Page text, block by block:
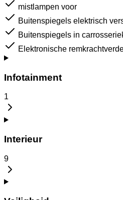
mistlampen voor
Buitenspiegels elektrisch
Buitenspiegels in
Elektronische
Infotainment
1
Interieur
9